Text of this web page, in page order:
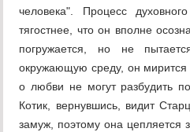
человека". Процесс
тягостнее, что он вполне
погружается, но не
окружающую среду, он
о любви не могут разбудить
Котик, вернувшись, видит
замуж, поэтому она цепляется